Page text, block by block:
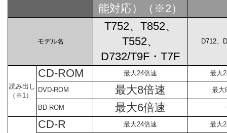
能対応）（※2）
モデル名
T752、T852、
T552、
D732/T9F・T7F
D712、
読み出し
（※1）
CD-ROM 最大24倍速 最大
DVD-ROM 最大8倍速 最大
BD-ROM 最大6倍速
CD-R 最大24倍速
最大